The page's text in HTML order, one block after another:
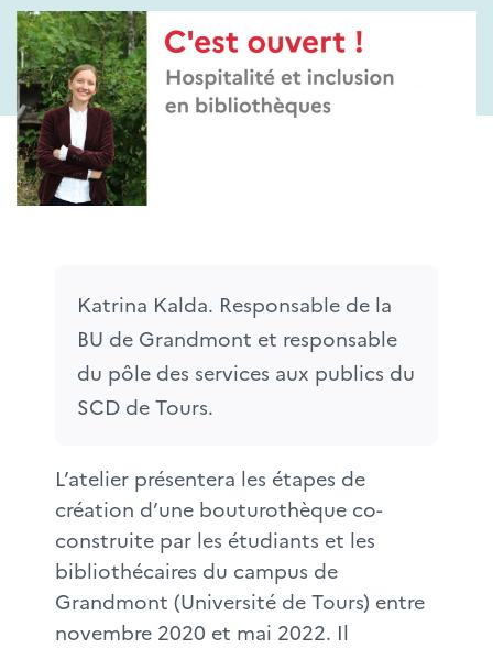
Katrina Kalda. Responsable de la
BU de Grandmont et responsable
du pôle des services aux publics du
SCD de Tours.
L’atelier présentera les étapes de
création d’une bouturothèque co-
construite par les étudiants et les
bibliothécaires du campus de
Grandmont (Université de Tours) entre
novembre 2020 et mai 2022. Il